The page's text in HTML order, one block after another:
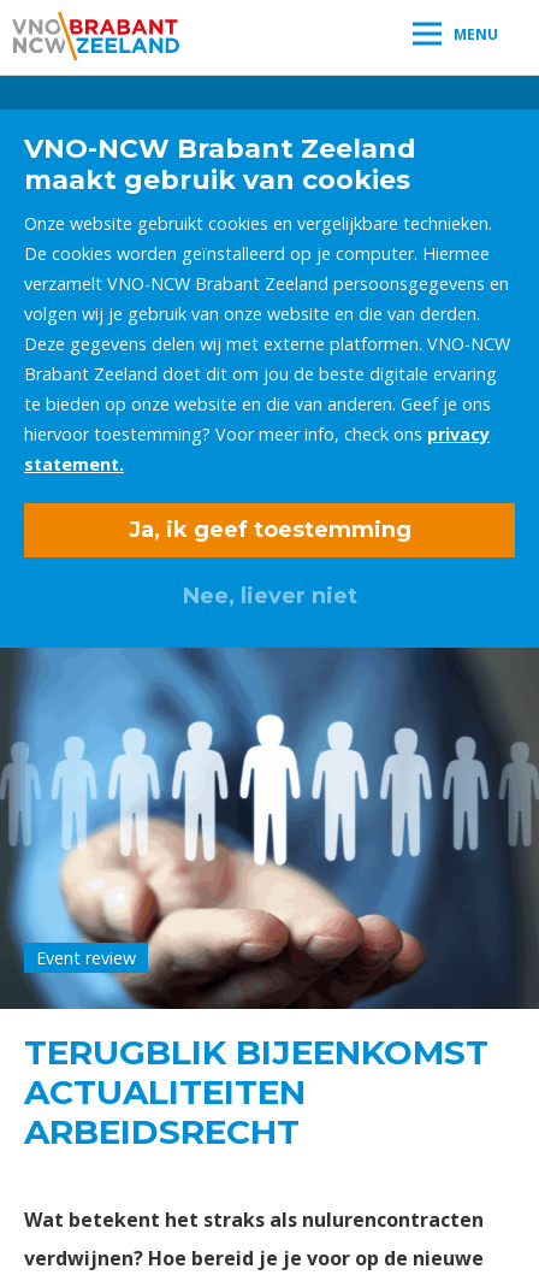
MENU
VNO-NCW Brabant Zeeland
maakt gebruik van cookies
Onze website gebruikt cookies en vergelijkbare technieken.
De cookies worden geïnstalleerd op je computer. Hiermee
verzamelt VNO-NCW Brabant Zeeland persoonsgegevens en
volgen wij je gebruik van onze website en die van derden.
Deze gegevens delen wij met externe platformen. VNO-NCW
Brabant Zeeland doet dit om jou de beste digitale ervaring
te bieden op onze website en die van anderen. Geef je ons
hiervoor toestemming? Voor meer info, check ons privacy
statement.
Ja, ik geef toestemming
Nee, liever niet
Event review
TERUGBLIK BIJEENKOMST
ACTUALITEITEN
ARBEIDSRECHT
Wat betekent het straks als nulurencontracten
verdwijnen? Hoe bereid je je voor op de nieuwe